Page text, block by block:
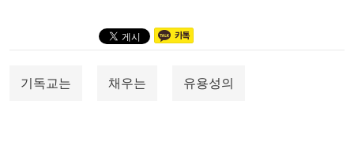
기독교는 채우는 유용성의